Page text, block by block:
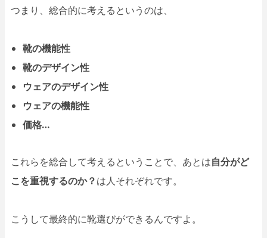
つまり、総合的に考えるというのは、
靴の機能性
靴のデザイン性
ウェアのデザイン性
ウェアの機能性
価格…
これらを総合して考えるということで、あとは自分がど
こを重視するのか？は人それぞれです。
こうして最終的に靴選びができるんですよ。